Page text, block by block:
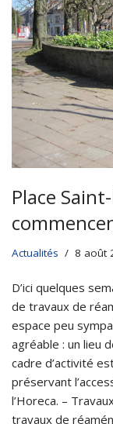
Place
Actualités 8 août
D’ici quelques
de travaux de
espace peu
agréable : un lieu
cadre d’activité
préservant
l’Horeca. –
travaux de